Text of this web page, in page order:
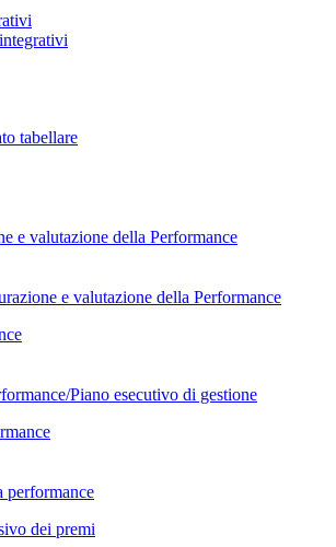
tabellare
e valutazione della Performance
e valutazione della Performance
Piano esecutivo di gestione
performance
dei premi